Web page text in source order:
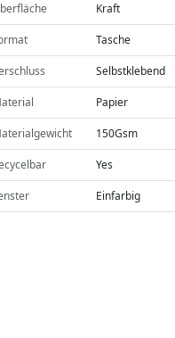
Kraft
Tasche
Selbstklebend
Papier
150Gsm
Yes
Einfarbig